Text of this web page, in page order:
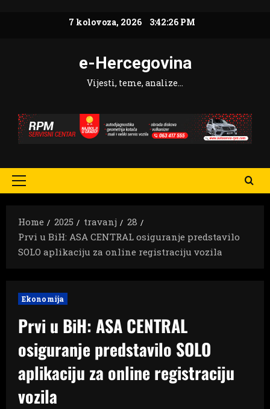
7 kolovoza, 2026 3:42:28 PM
e-Hercegovina
Vijesti, teme, analize…
Primary
Home
2025 travanj
28
Prvi u BiH: ASA CENTRAL osiguranje predstavilo
SOLO aplikaciju za online registraciju vozila
Ekonomija
Prvi u BiH: ASA CENTRAL
osiguranje predstavilo SOLO
aplikaciju za online registraciju
vozila